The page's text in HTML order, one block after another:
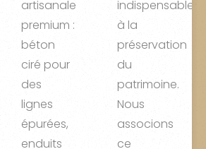
artisanale
premium :
béton
ciré pour
des
lignes
épurées,
enduits
indispensables
à la
préservation
du
patrimoine.
Nous
associons
ce